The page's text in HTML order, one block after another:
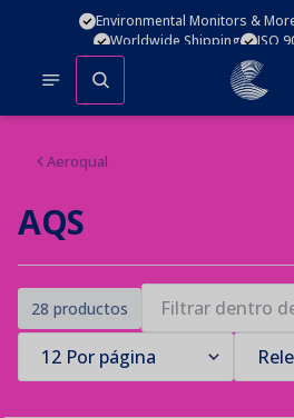
Environmental Monitors &
Worldwide Shipping
ISO
No se encontraron
Aeroqual
AQS
28 productos